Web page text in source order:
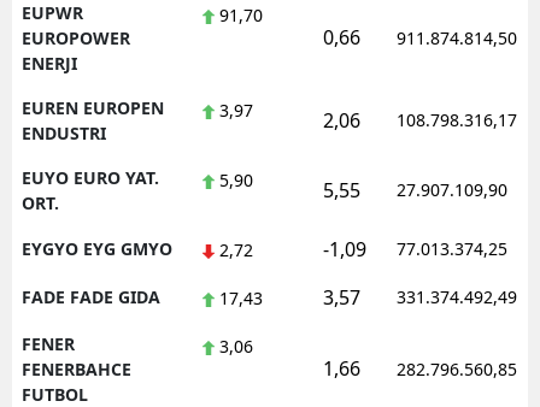
EUPWR
EUROPOWER
ENERJI
91,70
0,66 911.874.814,50
EUREN EUROPEN
ENDUSTRI
3,97 2,06 108.798.316,17
EUYO EURO YAT.
ORT.
5,90 5,55 27.907.109,90
EYGYO EYG GMYO 2,72 -1,09 77.013.374,25
FADE FADE GIDA 17,43 3,57 331.374.492,49
FENER
FENERBAHCE
FUTBOL
3,06
1,66 282.796.560,85